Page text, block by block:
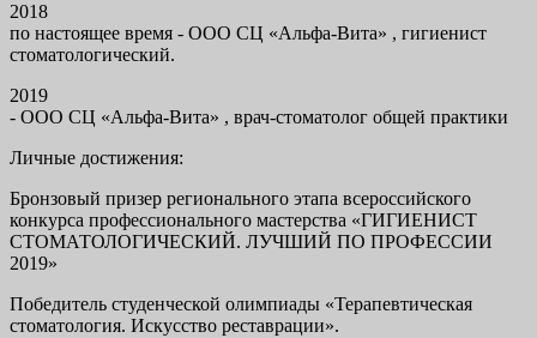
2018
по настоящее время - ООО СЦ «Альфа-Вита» , гигиенист
стоматологический.
2019
- ООО СЦ «Альфа-Вита» , врач-стоматолог общей практики
Личные достижения:
Бронзовый призер регионального этапа всероссийского
конкурса профессионального мастерства «ГИГИЕНИСТ
СТОМАТОЛОГИЧЕСКИЙ. ЛУЧШИЙ ПО ПРОФЕССИИ
2019»
Победитель студенческой олимпиады «Терапевтическая
стоматология. Искусство реставрации».